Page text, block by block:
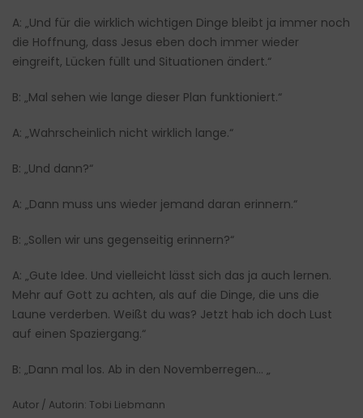
A: „Und für die wirklich wichtigen Dinge bleibt ja immer noch
die Hoffnung, dass Jesus eben doch immer wieder
eingreift, Lücken füllt und Situationen ändert.“
B: „Mal sehen wie lange dieser Plan funktioniert.“
A: „Wahrscheinlich nicht wirklich lange.“
B: „Und dann?“
A: „Dann muss uns wieder jemand daran erinnern.“
B: „Sollen wir uns gegenseitig erinnern?“
A: „Gute Idee. Und vielleicht lässt sich das ja auch lernen.
Mehr auf Gott zu achten, als auf die Dinge, die uns die
Laune verderben. Weißt du was? Jetzt hab ich doch Lust
auf einen Spaziergang.“
B: „Dann mal los. Ab in den Novemberregen… „
Autor / Autorin: Tobi Liebmann